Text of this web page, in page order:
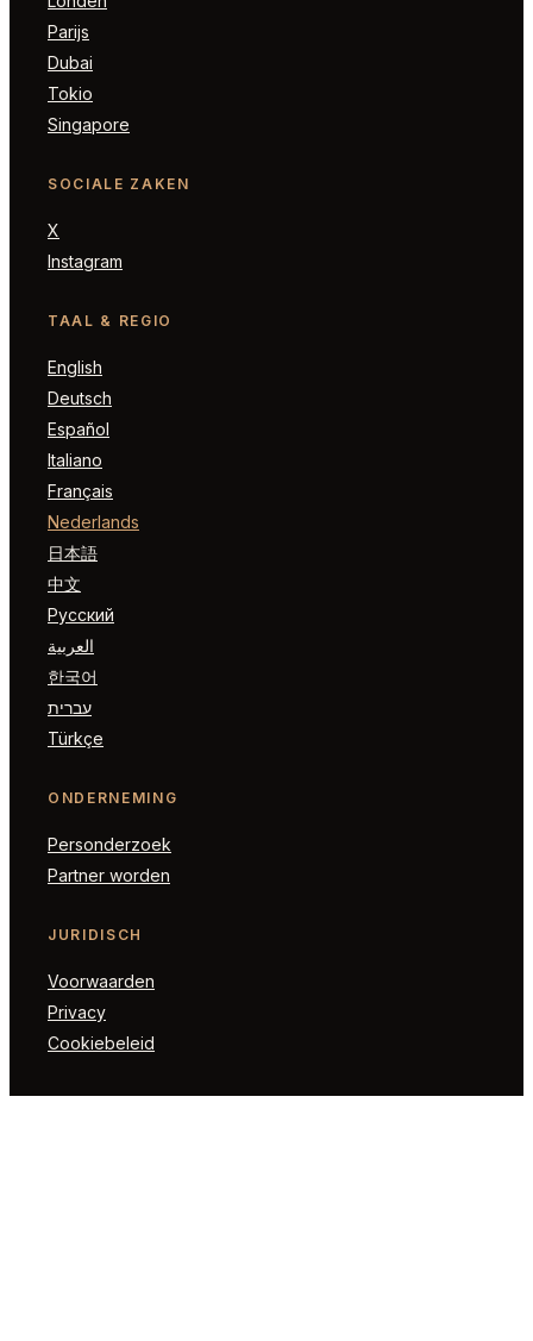
Parijs
Dubai
Tokio
Singapore
SOCIALE ZAKEN
X
Instagram
TAAL & REGIO
English
Deutsch
Español
Italiano
Français
Nederlands
日本語
中文
Русский
العربية
한국어
עברית
Türkçe
ONDERNEMING
Personderzoek
Partner worden
JURIDISCH
Voorwaarden
Privacy
Cookiebeleid